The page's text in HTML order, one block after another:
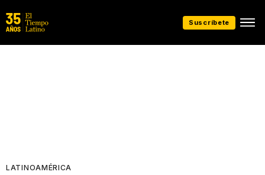
Suscríbete
LATINOAMÉRICA